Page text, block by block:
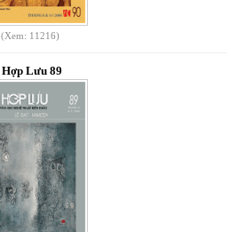
(Xem: 11216)
Hợp Lưu 89